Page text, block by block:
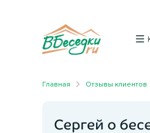
Главная Отзывы клиентов
Сергей о